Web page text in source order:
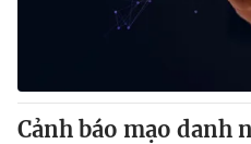
Cảnh báo mạo danh